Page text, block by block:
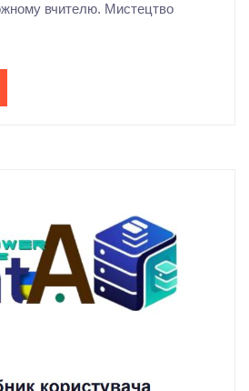
вчителю. Мистецтво